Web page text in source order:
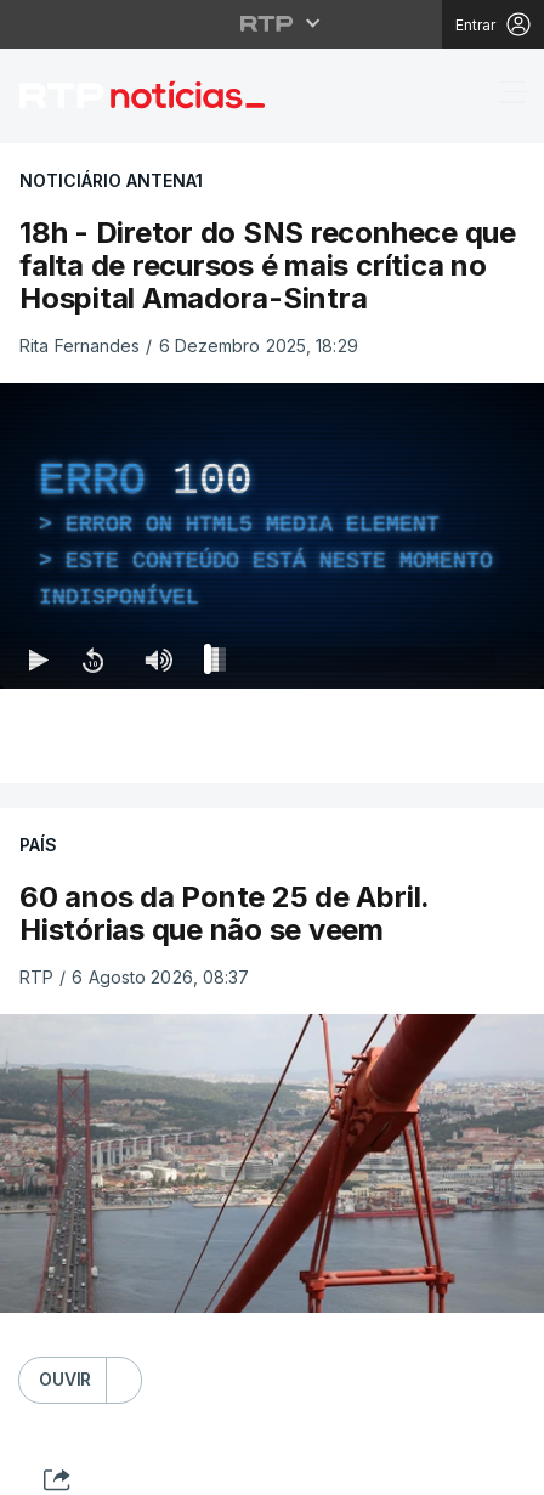
Entrar
18h - Diretor do SNS
NOTICIÁRIO ANTENA1
18h - Diretor do SNS reconhece que
falta de recursos é mais crítica no
Hospital Amadora-Sintra
Rita Fernandes / 6 Dezembro 2025, 18:29
ERRO 100
ERROR ON HTML5 MEDIA ELEMENT
ESTE CONTEÚDO ESTÁ NESTE MOMENTO
INDISPONÍVEL
PAÍS
60 anos da Ponte 25 de Abril.
Histórias que não se veem
RTP / 6 Agosto 2026, 08:37
OUVIR